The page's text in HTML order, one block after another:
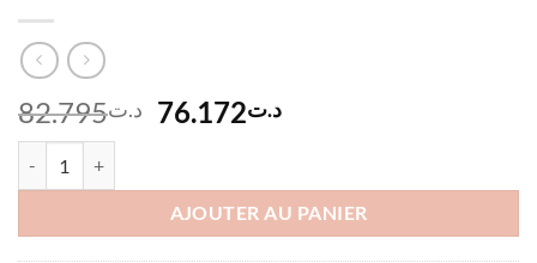
د.ت82.795
Le
était :
د.ت82.795.
د.ت76.172
Le
est :
AJOUTER AU PANIER